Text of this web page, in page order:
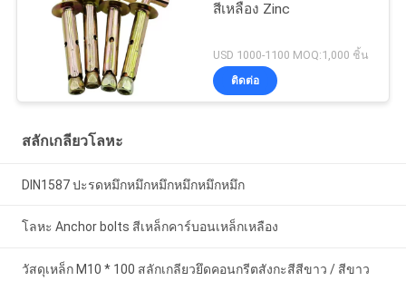
สีเหลือง Zinc
USD 1000-1100 MOQ:1,000 ชิ้น
ติดต่อ
สลักเกลียวโลหะ
DIN1587 ปะรดหมึกหมึกหมึกหมึกหมึกหมึก
โลหะ Anchor bolts สีเหล็กคาร์บอนเหล็กเหลือง
วัสดุเหล็ก M10 * 100 สลักเกลียวยึดคอนกรีตสังกะสีสีขาว / สีขาว